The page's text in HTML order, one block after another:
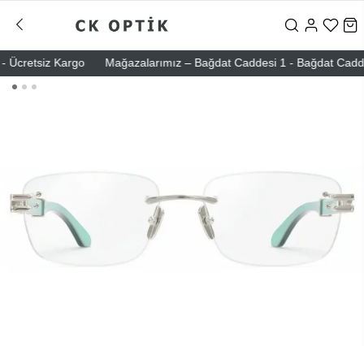
Kargo Mağazalarımız – Bağdat Caddesi 1 - Bağdat